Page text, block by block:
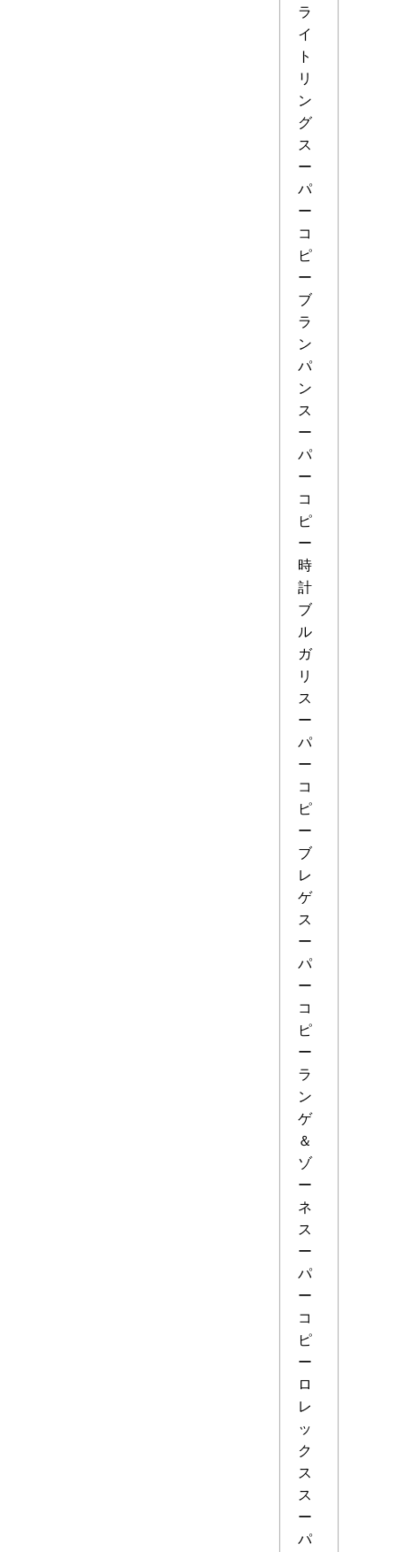
ラ
イ
ト
リ
ン
グ
ス
ー
パ
ー
コ
ピ
ー
ブ
ラ
ン
パ
ン
ス
ー
パ
ー
コ
ピ
ー
時
計
ブ
ル
ガ
リ
ス
ー
パ
ー
コ
ピ
ー
ブ
レ
ゲ
ス
ー
パ
ー
コ
ピ
ー
ラ
ン
ゲ
＆
ゾ
ー
ネ
ス
ー
パ
ー
コ
ピ
ー
ロ
レ
ッ
ク
ス
ス
ー
パ